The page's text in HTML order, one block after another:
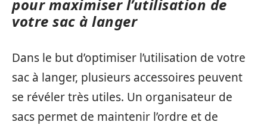
pour maximiser l’utilisation de
votre sac à langer
Dans le but d’optimiser l’utilisation de votre
sac à langer, plusieurs accessoires peuvent
se révéler très utiles. Un organisateur de
sacs permet de maintenir l’ordre et de